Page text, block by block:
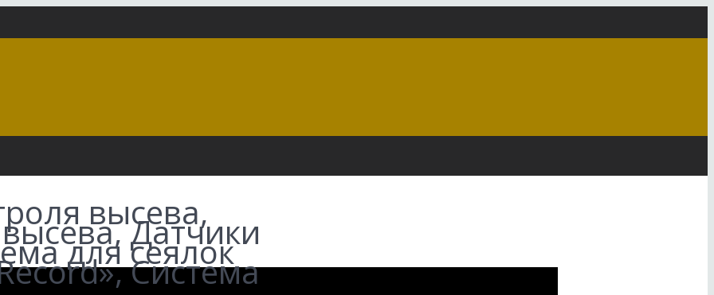
высева,
Датчики
для сеялок
Система